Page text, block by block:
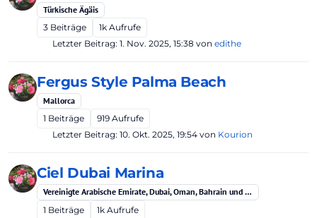
Türkische Ägäis
3 Beiträge 1k Aufrufe
Letzter Beitrag: 1. Nov. 2025, 15:38 von edithe
Fergus Style Palma Beach
Mallorca
1 Beiträge 919 Aufrufe
Letzter Beitrag: 10. Okt. 2025, 19:54 von Kourion
Ciel Dubai Marina
Vereinigte Arabische Emirate, Dubai, Oman, Bahrain und Qatar
1 Beiträge 1k Aufrufe